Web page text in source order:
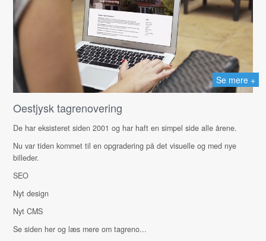
Se mere +
Oestjysk tagrenovering
De har eksisteret siden 2001 og har haft en simpel side alle årene.
Nu var tiden kommet til en opgradering på det visuelle og med nye
billeder.
SEO
Nyt design
Nyt CMS
Se siden her og læs mere om tagreno...